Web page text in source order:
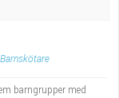
Barnskötare
barngrupper med